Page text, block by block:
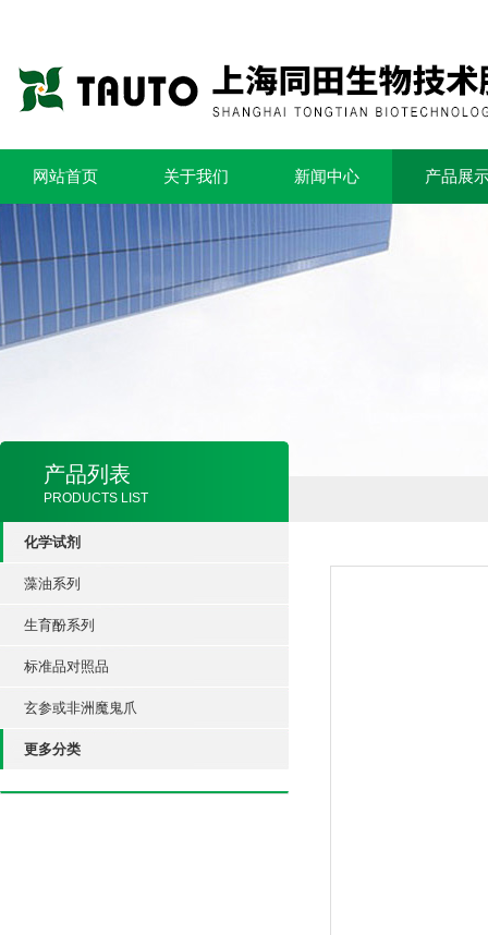
网站首页 关于我们 新闻中心 产品展
产品列表
PRODUCTS LIST
化学试剂
藻油系列
生育酚系列
标准品对照品
玄参或非洲魔鬼爪
更多分类